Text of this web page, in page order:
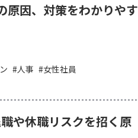
原因、対策をわかりやす
人事 女性社員
や休職リスクを招く原